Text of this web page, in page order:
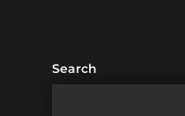
Search